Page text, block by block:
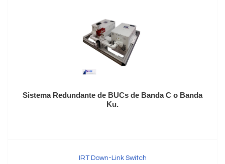
Sistema Redundante de BUCs de Banda C o Banda
Ku.
IRT Down-Link Switch